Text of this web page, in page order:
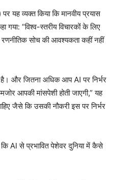
पर यह व्यक्त किया कि मानवीय प्रयास
“विश्व-स्तरीय विचारकों के लिए
सोच की आवश्यकता कहीं नहीं
और जितना अधिक आप AI पर निर्भर
आपकी मांसपेशी होती जाएगी,” यह
जैसे कि उसकी नौकरी इस पर निर्भर
AI से प्रभावित पेशेवर दुनिया में कैसे